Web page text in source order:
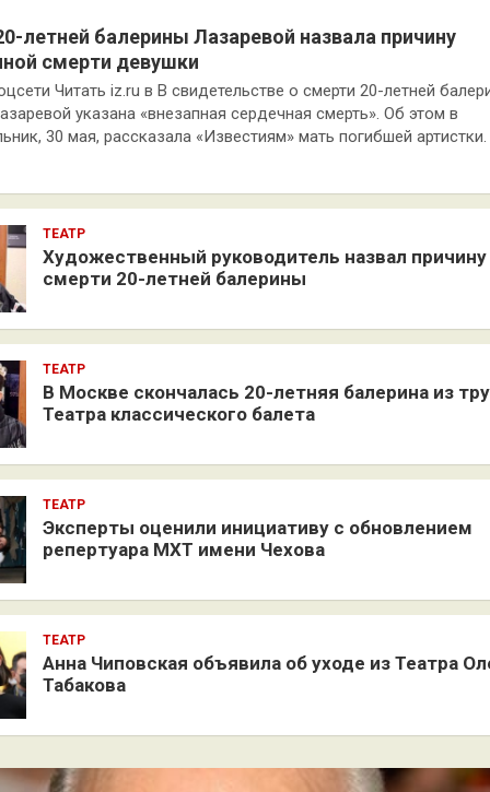
летней балерины Лазаревой назвала причину
смерти девушки
Читать iz.ru в В свидетельстве о смерти 20-летней
указана «внезапная сердечная смерть». Об этом в
30 мая, рассказала «Известиям» мать погибшей
ТЕАТР
Художественный руководитель назвал причину
смерти 20-летней балерины
ТЕАТР
В Москве скончалась 20-летняя балерина из
Театра классического балета
ТЕАТР
Эксперты оценили инициативу с обновлением
репертуара МХТ имени Чехова
ТЕАТР
Анна Чиповская объявила об уходе из Театра
Табакова